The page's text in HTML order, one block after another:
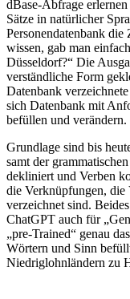
dBase-Abfrage
Sätze in natürlicher
Personendatenbank
wissen, gab man
Düsseldorf?“ Die
verständliche Form
Datenbank
sich Datenbank mit
befüllen und verändern.
Grundlage sind bis
samt der
dekliniert und Verben
die Verknüpfungen, die
verzeichnet sind.
ChatGPT auch für
„pre-Trained“ genau
Wörtern und Sinn
Niedriglohnländern zu